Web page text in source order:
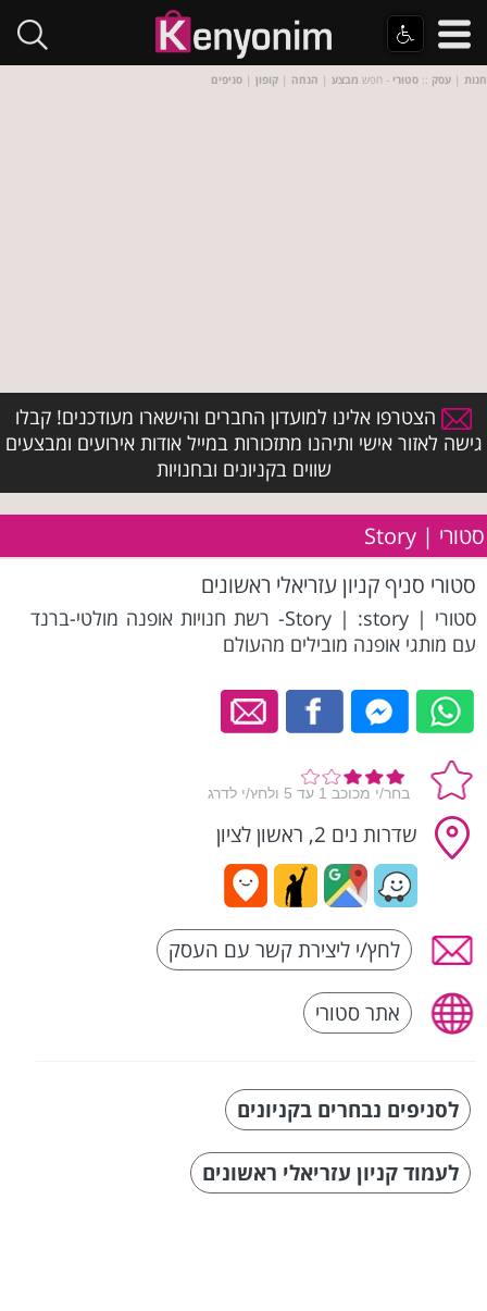
חנות | עסק :: סטורי - חפש מבצע | הנחה | קופון | סניפים
הצטרפו אלינו למועדון החברים והישארו מעודכנים! קבלו
גישה לאזור אישי ותיהנו מתזכורות במייל אודות אירועים ומבצעים
שווים בקניונים ובחנויות
סטורי | Story
סטורי סניף קניון עזריאלי ראשונים
סטורי | Story | :story- רשת חנויות אופנה מולטי-ברנד
עם מותגי אופנה מובילים מהעולם
שדרות נים 2, ראשון לציון
לחץ/י ליצירת קשר עם העסק
אתר סטורי
לסניפים נבחרים בקניונים
לעמוד קניון עזריאלי ראשונים